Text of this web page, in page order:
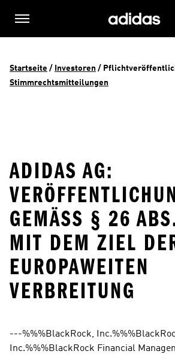
Startseite / Investoren /
Stimmrechtsmitteilungen
ADIDAS AG:
GEMÄSS § 26 ABS.
IT DEM ZIEL DER
UROPAWEITEN V
ERBREITUNG
---%%%BlackRock,
Inc.%%%BlackRock Financial